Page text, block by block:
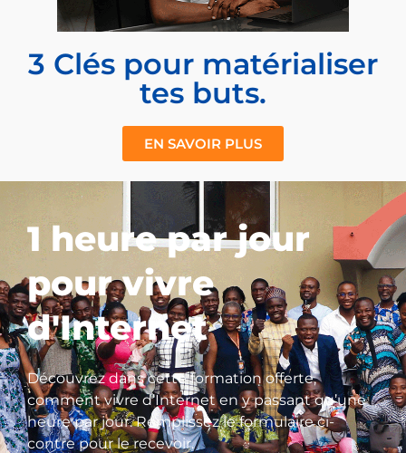
3 Clés pour matérialiser
tes buts.
EN SAVOIR PLUS
1 heure par jour
pour vivre
d'Internet
Découvrez dans cette formation offerte,
comment vivre d’Internet en y passant qu’une
heure par jour. Remplissez le formulaire ci-
contre pour le recevoir.